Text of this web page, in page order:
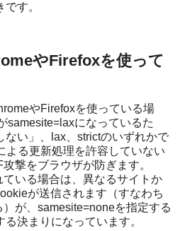
す。
やFirefoxを使って
やFirefoxを使っている場
samesite=laxになっているた
ない」、lax、strictのいずれかで
よる更新処理を許容していない
撃をブラウザが防ぎます。
いる場合は、異なるサイトか
が送信されます（すなわち
が、samesite=noneを指定する
決まりになっています。